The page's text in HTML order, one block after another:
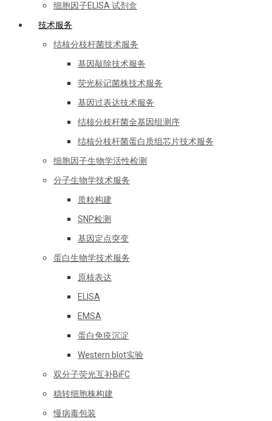
细胞因子ELISA 试剂盒
技术服务
结核分枝杆菌技术服务
基因敲除技术服务
荧光标记菌株技术服务
基因过表达技术服务
结核分枝杆菌全基因组测序
结核分枝杆菌蛋白质组芯片技术服务
细胞因子生物学活性检测
分子生物学技术服务
质粒构建
SNP检测
基因定点突变
蛋白生物学技术服务
原核表达
ELISA
EMSA
蛋白免疫沉淀
Western blot实验
双分子荧光互补BiFC
稳转细胞株构建
慢病毒包装